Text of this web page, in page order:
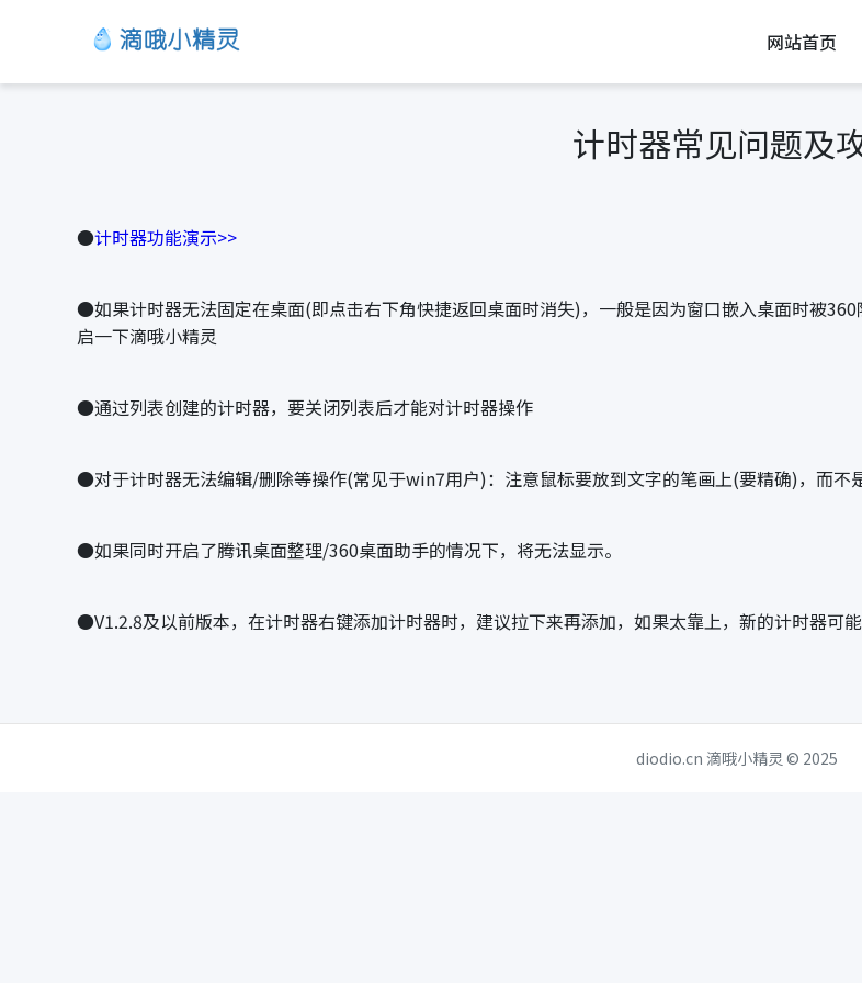
网站首页
计时器常见问题及
●计时器功能演示>>
●如果计时器无法固定在桌面(即点击右下角快捷返回桌面时消失)，一般是因为窗口嵌入桌面时被360
启一下滴哦小精灵
●通过列表创建的计时器，要关闭列表后才能对计时器操作
●对于计时器无法编辑/删除等操作(常见于win7用户)：注意鼠标要放到文字的笔画上(要精确)，而不
●如果同时开启了腾讯桌面整理/360桌面助手的情况下，将无法显示。
●V1.2.8及以前版本，在计时器右键添加计时器时，建议拉下来再添加，如果太靠上，新的计时器可
diodio.cn 滴哦小精灵 © 2025